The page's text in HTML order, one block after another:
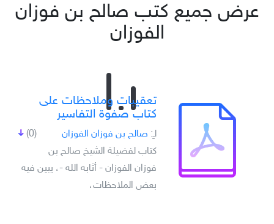
عرض جميع كتب صالح بن فوزان
الفوزان
تعقيبات وملاحظات على
كتاب صفوة التفاسير
(0) لـِ: صالح بن فوزان الفوزان
كتاب لفضيلة الشيخ صالح بن
فوزان الفوزان - أثابه الله -، يبين فيه
بعض الملاحظات،